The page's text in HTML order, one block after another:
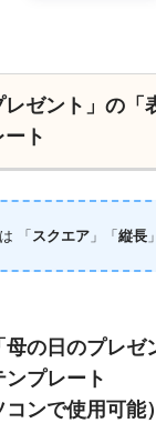
レゼント」の
ト
「 スクエア」「 縦長
の日のプレゼ
プレート
コンで使用可能）